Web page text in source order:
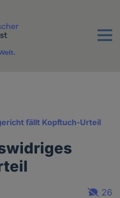
Menu
fällt Kopftuch-Urteil
26